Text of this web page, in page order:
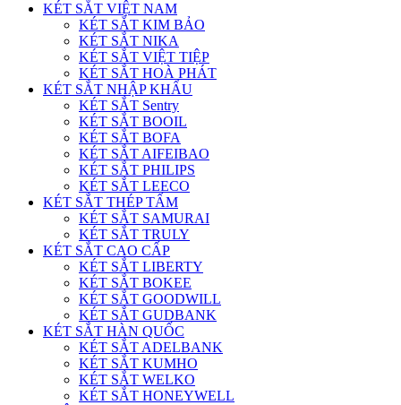
KÉT SẮT VIỆT NAM
KÉT SẮT KIM BẢO
KÉT SẮT NIKA
KÉT SẮT VIỆT TIỆP
KÉT SẮT HOÀ PHÁT
KÉT SẮT NHẬP KHẨU
KÉT SẮT Sentry
KÉT SẮT BOOIL
KÉT SẮT BOFA
KÉT SẮT AIFEIBAO
KÉT SẮT PHILIPS
KÉT SẮT LEECO
KÉT SẮT THÉP TẤM
KÉT SẮT SAMURAI
KÉT SẮT TRULY
KÉT SẮT CAO CẤP
KÉT SẮT LIBERTY
KÉT SẮT BOKEE
KÉT SẮT GOODWILL
KÉT SẮT GUDBANK
KÉT SẮT HÀN QUỐC
KÉT SẮT ADELBANK
KÉT SẮT KUMHO
KÉT SẮT WELKO
KÉT SẮT HONEYWELL